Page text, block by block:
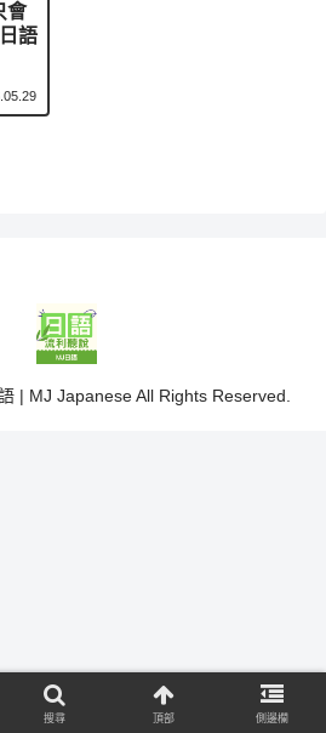
會
語
| MJ Japanese All Rights Reserved.
搜尋 頂部 側邊欄